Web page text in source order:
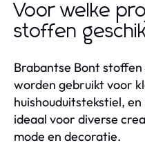
Voor welke
stoffen
Brabantse Bont stoffen
worden gebruikt voor
huishouduitstekstiel,
ideaal voor diverse
mode en decoratie.